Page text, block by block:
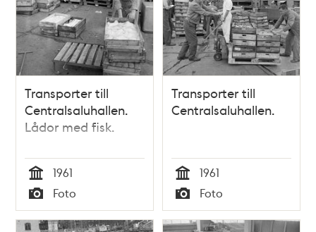
Transporter till
Centralsaluhallen.
Lådor med fisk.
Tid
1961
Typ
Foto
Transporter till
Centralsaluhallen.
Tid
1961
Typ
Foto